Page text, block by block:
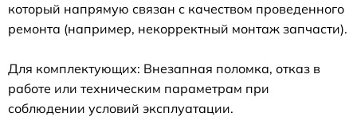
который напрямую связан с качеством проведенного
ремонта (например, некорректный монтаж запчасти).
Для комплектующих: Внезапная поломка, отказ в
работе или техническим параметрам при
соблюдении условий эксплуатации.